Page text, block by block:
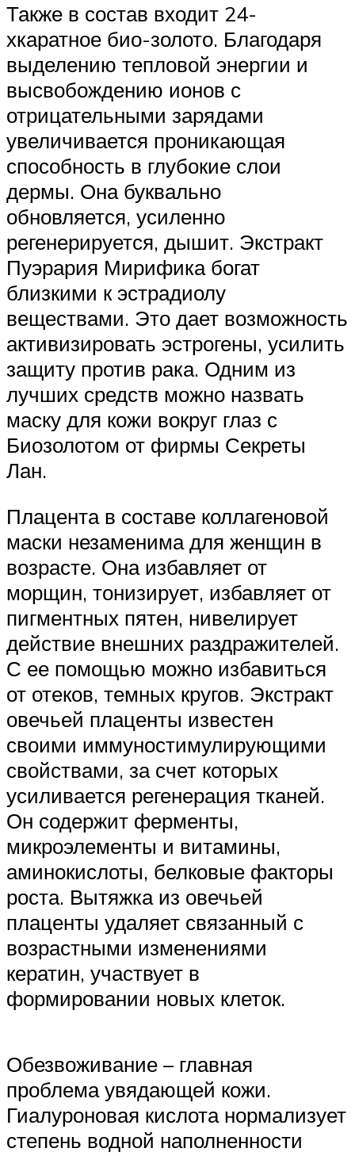
Также в состав входит 24-
хкаратное био-золото. Благодаря
выделению тепловой энергии и
высвобождению ионов с
отрицательными зарядами
увеличивается проникающая
способность в глубокие слои
дермы. Она буквально
обновляется, усиленно
регенерируется, дышит. Экстракт
Пуэрария Мирифика богат
близкими к эстрадиолу
веществами. Это дает возможность
активизировать эстрогены, усилить
защиту против рака. Одним из
лучших средств можно назвать
маску для кожи вокруг глаз с
Биозолотом от фирмы Секреты
Лан.
Плацента в составе коллагеновой
маски незаменима для женщин в
возрасте. Она избавляет от
морщин, тонизирует, избавляет от
пигментных пятен, нивелирует
действие внешних раздражителей.
С ее помощью можно избавиться
от отеков, темных кругов. Экстракт
овечьей плаценты известен
своими иммуностимулирующими
свойствами, за счет которых
усиливается регенерация тканей.
Он содержит ферменты,
микроэлементы и витамины,
аминокислоты, белковые факторы
роста. Вытяжка из овечьей
плаценты удаляет связанный с
возрастными изменениями
кератин, участвует в
формировании новых клеток.
Обезвоживание – главная
проблема увядающей кожи.
Гиалуроновая кислота нормализует
степень водной наполненности